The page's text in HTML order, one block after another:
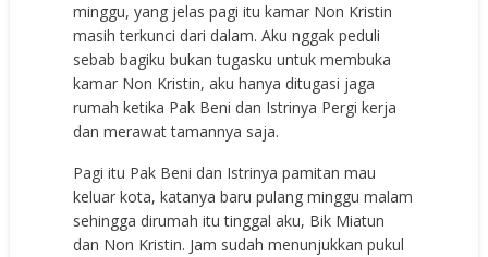
minggu, yang jelas pagi itu kamar Non Kristin
masih terkunci dari dalam. Aku nggak peduli
sebab bagiku bukan tugasku untuk membuka
kamar Non Kristin, aku hanya ditugasi jaga
rumah ketika Pak Beni dan Istrinya Pergi kerja
dan merawat tamannya saja.
Pagi itu Pak Beni dan Istrinya pamitan mau
keluar kota, katanya baru pulang minggu malam
sehingga dirumah itu tinggal aku, Bik Miatun
dan Non Kristin. Jam sudah menunjukkan pukul